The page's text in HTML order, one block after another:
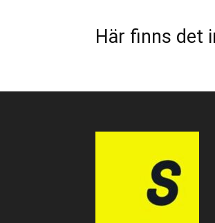
Här finns det